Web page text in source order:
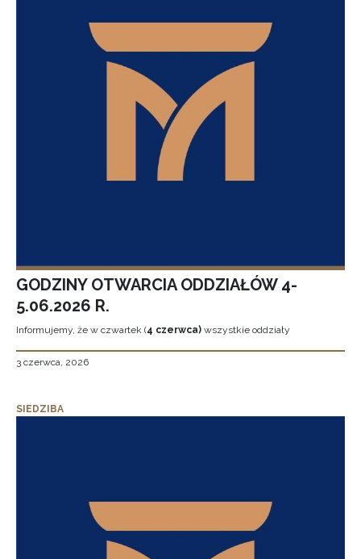
GODZINY OTWARCIA ODDZIAŁÓW 4-
5.06.2026 R.
Informujemy, że w czwartek (4 czerwca) wszystkie oddziały
3 czerwca, 2026
SIEDZIBA